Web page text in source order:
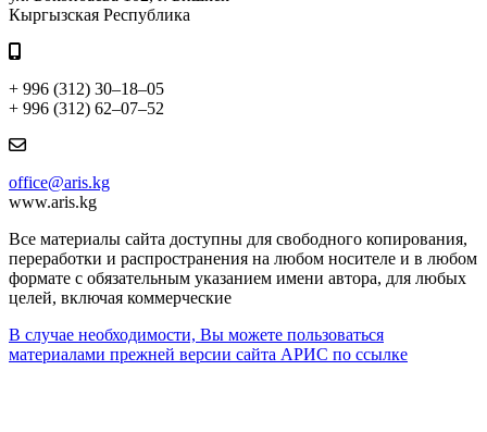
Кыргызская Республика
+ 996 (312) 30–18–05
+ 996 (312) 62–07–52
office@aris.kg
www.aris.kg
Все материалы сайта доступны для свободного копирования,
переработки и распространения на любом носителе и в любом
формате с обязательным указанием имени автора, для любых
целей, включая коммерческие
В случае необходимости, Вы можете пользоваться
материалами прежней версии сайта АРИС по ссылке